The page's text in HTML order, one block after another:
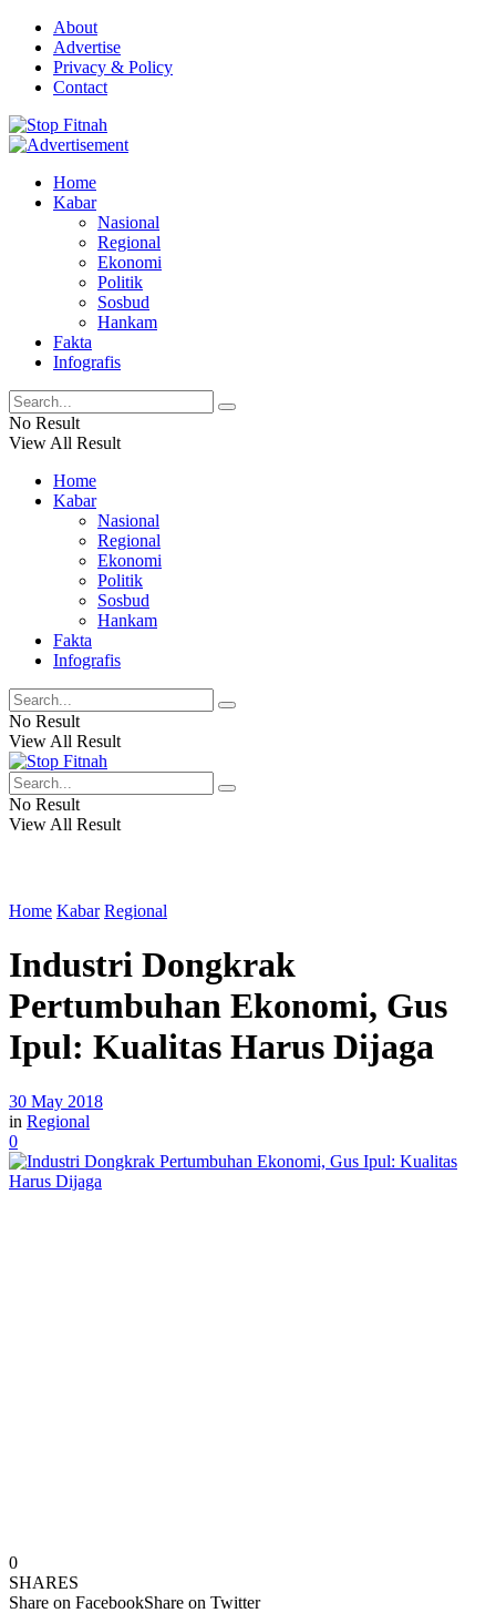
About
Advertise
Privacy & Policy
Contact
Home
Kabar
Nasional
Regional
Ekonomi
Politik
Sosbud
Hankam
Fakta
Infografis
No Result
View All Result
Home
Kabar
Nasional
Regional
Ekonomi
Politik
Sosbud
Hankam
Fakta
Infografis
No Result
View All Result
No Result
View All Result
Home Kabar Regional
Industri Dongkrak
Pertumbuhan Ekonomi, Gus
Ipul: Kualitas Harus Dijaga
30 May 2018
in Regional
0
0
SHARES
Share on FacebookShare on Twitter